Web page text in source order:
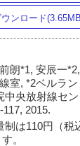
ンロード
朗*1, 安辰一
室, *2ベルラ
中央放射線セ
117, 2015.
は110円（税
。